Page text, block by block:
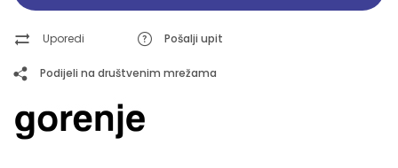
Uporedi Pošalji upit
Podijeli na društvenim mrežama